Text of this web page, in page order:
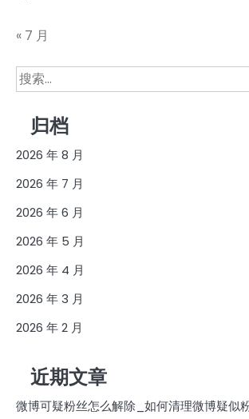
« 7 月
搜
索：
归档
2026 年 8 月
2026 年 7 月
2026 年 6 月
2026 年 5 月
2026 年 4 月
2026 年 3 月
2026 年 2 月
近期文章
微博可疑粉丝怎么解除_如何清理微博疑似